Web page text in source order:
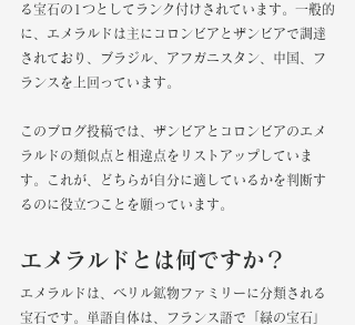
る宝石の1つとしてランク付けされています。一般的
に、エメラルドは主にコロンビアとザンビアで調達
されており、ブラジル、アフガニスタン、中国、フ
ランスを上回っています。
このブログ投稿では、ザンビアとコロンビアのエメ
ラルドの類似点と相違点をリストアップしていま
す。これが、どちらが自分に適しているかを判断す
るのに役立つことを願っています。
エメラルドとは何ですか？
エメラルドは、ベリル鉱物ファミリーに分類される
宝石です。単語自体は、フランス語で「緑の宝石」